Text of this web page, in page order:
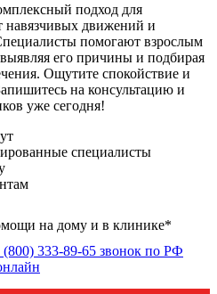
подход для
навязчивых движений и
помогают взрослым
его причины и подбирая
Ощутите спокойствие и
на консультацию и
уже сегодня!
специалисты
на дому и в клинике*
(800) 333-89-65 звонок по РФ